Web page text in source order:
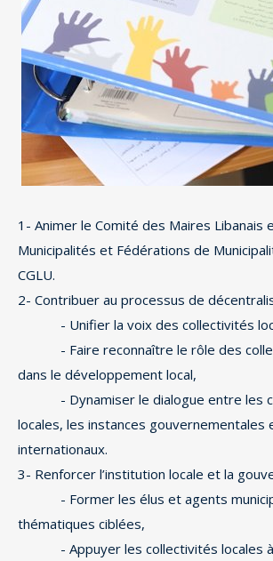
1- Animer le Comité des Maires Libanais
Municipalités et Fédérations de
CGLU.
2- Contribuer au processus de
- Unifier la voix des collectivités
- Faire reconnaître le rôle des
dans le développement local,
- Dynamiser le dialogue entre les
locales, les instances gouvernementales
internationaux.
3- Renforcer l’institution locale et la
- Former les élus et agents
thématiques ciblées,
- Appuyer les collectivités locales à